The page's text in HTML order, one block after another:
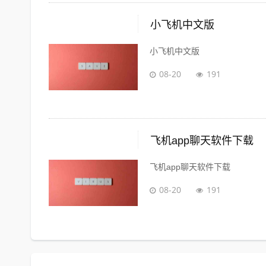
小飞机中文版
小飞机中文版
08-20 191
飞机app聊天软件下载
飞机app聊天软件下载
08-20 191